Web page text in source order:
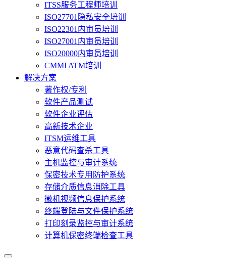
ITSS服务工程师培训
ISO27701隐私安全培训
ISO22301内审员培训
ISO27001内审员培训
ISO20000内审员培训
CMMI ATM培训
解决方案
著作权/专利
软件产品测试
软件企业评估
高新技术企业
ITSM运维工具
恶意代码查杀工具
主机监控与审计系统
保密技术专用防护系统
存储介质信息消除工具
微机视频信息保护系统
终端登陆与文件保护系统
打印刻录监控与审计系统
计算机保密终端检查工具